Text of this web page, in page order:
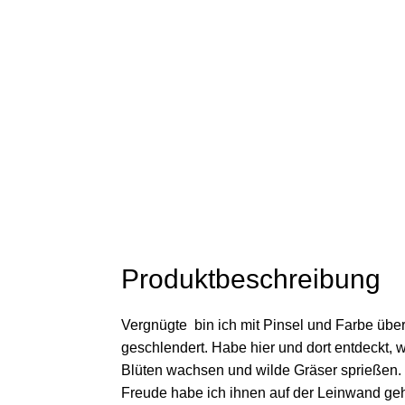
Produktbeschreibung
Vergnügte bin ich mit Pinsel und Farbe
geschlendert. Habe hier und dort entdeckt,
Blüten wachsen und wilde Gräser
Freude habe ich ihnen auf der Leinwand